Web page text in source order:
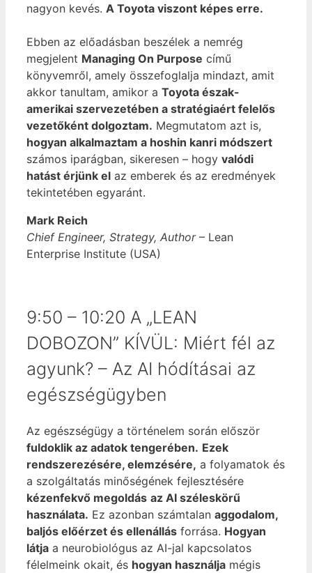
nagyon kevés. A Toyota viszont képes erre.
Ebben az előadásban beszélek a nemrég
megjelent Managing On Purpose című
könyvemről, amely összefoglalja mindazt, amit
akkor tanultam, amikor a Toyota észak-
amerikai szervezetében a stratégiaért felelős
vezetőként dolgoztam. Megmutatom azt is,
hogyan alkalmaztam a hoshin kanri módszert
számos iparágban, sikeresen – hogy valódi
hatást érjünk el az emberek és az eredmények
tekintetében egyaránt.
Mark Reich
Chief Engineer, Strategy, Author– Lean
Enterprise Institute (USA)
9:50 – 10:20 A „LEAN
DOBOZON” KÍVÜL: Miért fél az
agyunk? – Az AI hódításai az
egészségügyben​​
Az egészségügy a történelem során először
fuldoklik az adatok tengerében. Ezek
rendszerezésére, elemzésére, a folyamatok és
a szolgáltatás minőségének fejlesztésére
kézenfekvő megoldás az AI széleskörű
használata. Ez azonban számtalan aggodalom,
baljós előérzet és ellenállás forrása. Hogyan
látja a neurobiológus az AI-jal kapcsolatos
félelmeink okait, és hogyan használja mégis